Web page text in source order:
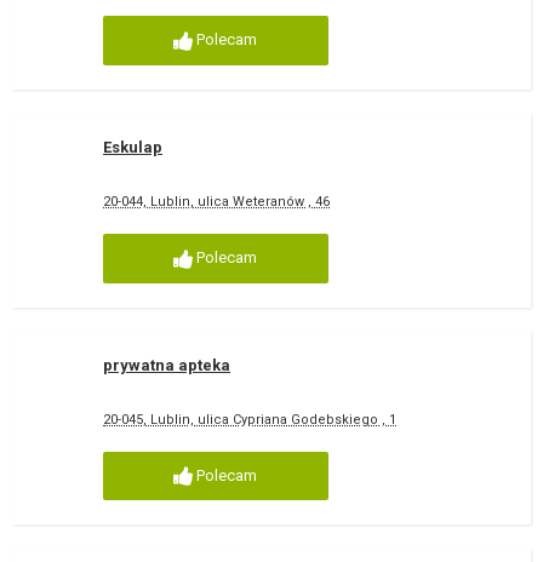
Polecam
Eskulap
20-044, Lublin, ulica Weteranów , 46
Polecam
prywatna apteka
20-045, Lublin, ulica Cypriana Godebskiego , 1
Polecam